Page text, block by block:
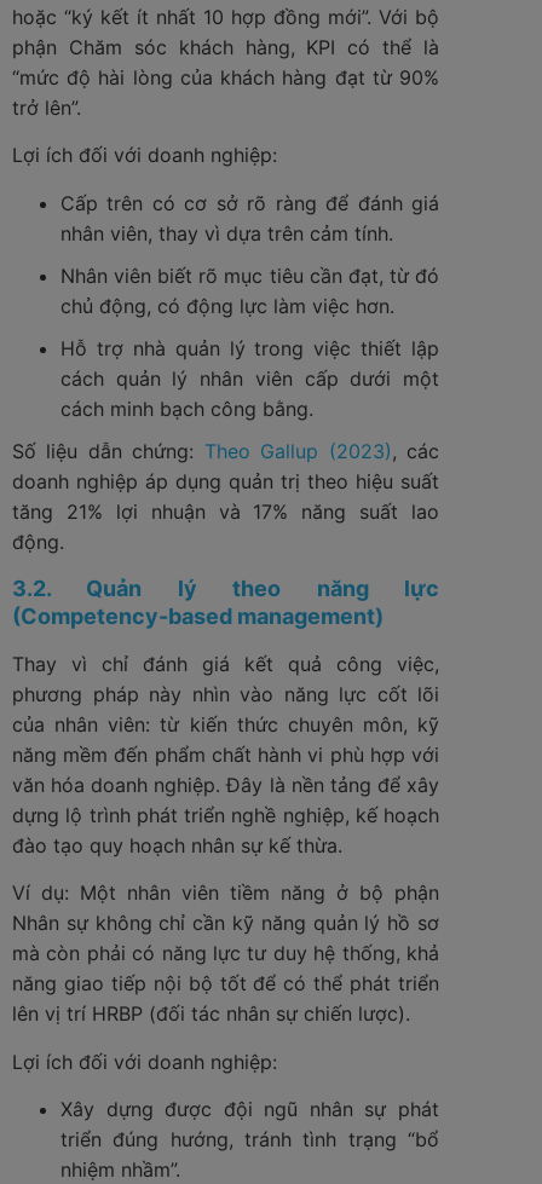
hoặc “ký kết ít nhất 10 hợp đồng mới”. Với bộ
phận Chăm sóc khách hàng, KPI có thể là
“mức độ hài lòng của khách hàng đạt từ 90%
trở lên”.
Lợi ích đối với doanh nghiệp:
Cấp trên có cơ sở rõ ràng để đánh giá
nhân viên, thay vì dựa trên cảm tính.
Nhân viên biết rõ mục tiêu cần đạt, từ đó
chủ động, có động lực làm việc hơn.
Hỗ trợ nhà quản lý trong việc thiết lập
cách quản lý nhân viên cấp dưới một
cách minh bạch công bằng.
Số liệu dẫn chứng: Theo Gallup (2023) , các
doanh nghiệp áp dụng quản trị theo hiệu suất
tăng 21% lợi nhuận và 17% năng suất lao
động.
3.2. Quản lý theo năng lực
(Competency-based management)
Thay vì chỉ đánh giá kết quả công việc,
phương pháp này nhìn vào năng lực cốt lõi
của nhân viên: từ kiến thức chuyên môn, kỹ
năng mềm đến phẩm chất hành vi phù hợp với
văn hóa doanh nghiệp. Đây là nền tảng để xây
dựng lộ trình phát triển nghề nghiệp, kế hoạch
đào tạo quy hoạch nhân sự kế thừa.
Ví dụ: Một nhân viên tiềm năng ở bộ phận
Nhân sự không chỉ cần kỹ năng quản lý hồ sơ
mà còn phải có năng lực tư duy hệ thống, khả
năng giao tiếp nội bộ tốt để có thể phát triển
lên vị trí HRBP (đối tác nhân sự chiến lược).
Lợi ích đối với doanh nghiệp:
Xây dựng được đội ngũ nhân sự phát
triển đúng hướng, tránh tình trạng “bổ
nhiệm nhầm”.